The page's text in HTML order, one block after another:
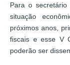
Para o
situação
próximos anos,
fiscais e esse V
poderão ser